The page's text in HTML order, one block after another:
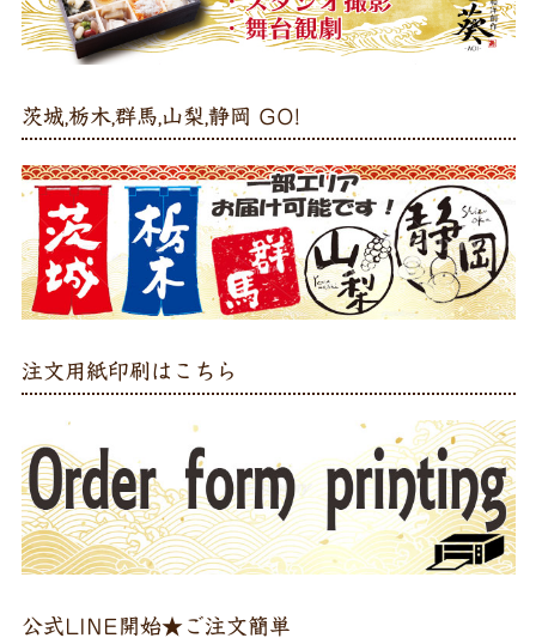
茨城,栃木,群馬,山梨,静岡 GO!
注文用紙印刷はこちら
公式LINE開始★ご注文簡単